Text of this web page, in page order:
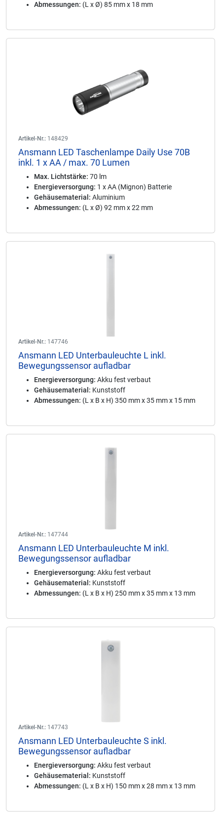
Abmessungen: (L x Ø) 85 mm x 18 mm
Artikel-Nr.: 148429
Ansmann LED Taschenlampe Daily Use 70B
inkl. 1 x AA / max. 70 Lumen
Max. Lichtstärke: 70 lm
Energieversorgung: 1 x AA (Mignon) Batterie
Gehäusematerial: Aluminium
Abmessungen: (L x Ø) 92 mm x 22 mm
Artikel-Nr.: 147746
Ansmann LED Unterbauleuchte L inkl.
Bewegungssensor aufladbar
Energieversorgung: Akku fest verbaut
Gehäusematerial: Kunststoff
Abmessungen: (L x B x H) 350 mm x 35 mm x 15 mm
Artikel-Nr.: 147744
Ansmann LED Unterbauleuchte M inkl.
Bewegungssensor aufladbar
Energieversorgung: Akku fest verbaut
Gehäusematerial: Kunststoff
Abmessungen: (L x B x H) 250 mm x 35 mm x 13 mm
Artikel-Nr.: 147743
Ansmann LED Unterbauleuchte S inkl.
Bewegungssensor aufladbar
Energieversorgung: Akku fest verbaut
Gehäusematerial: Kunststoff
Abmessungen: (L x B x H) 150 mm x 28 mm x 13 mm